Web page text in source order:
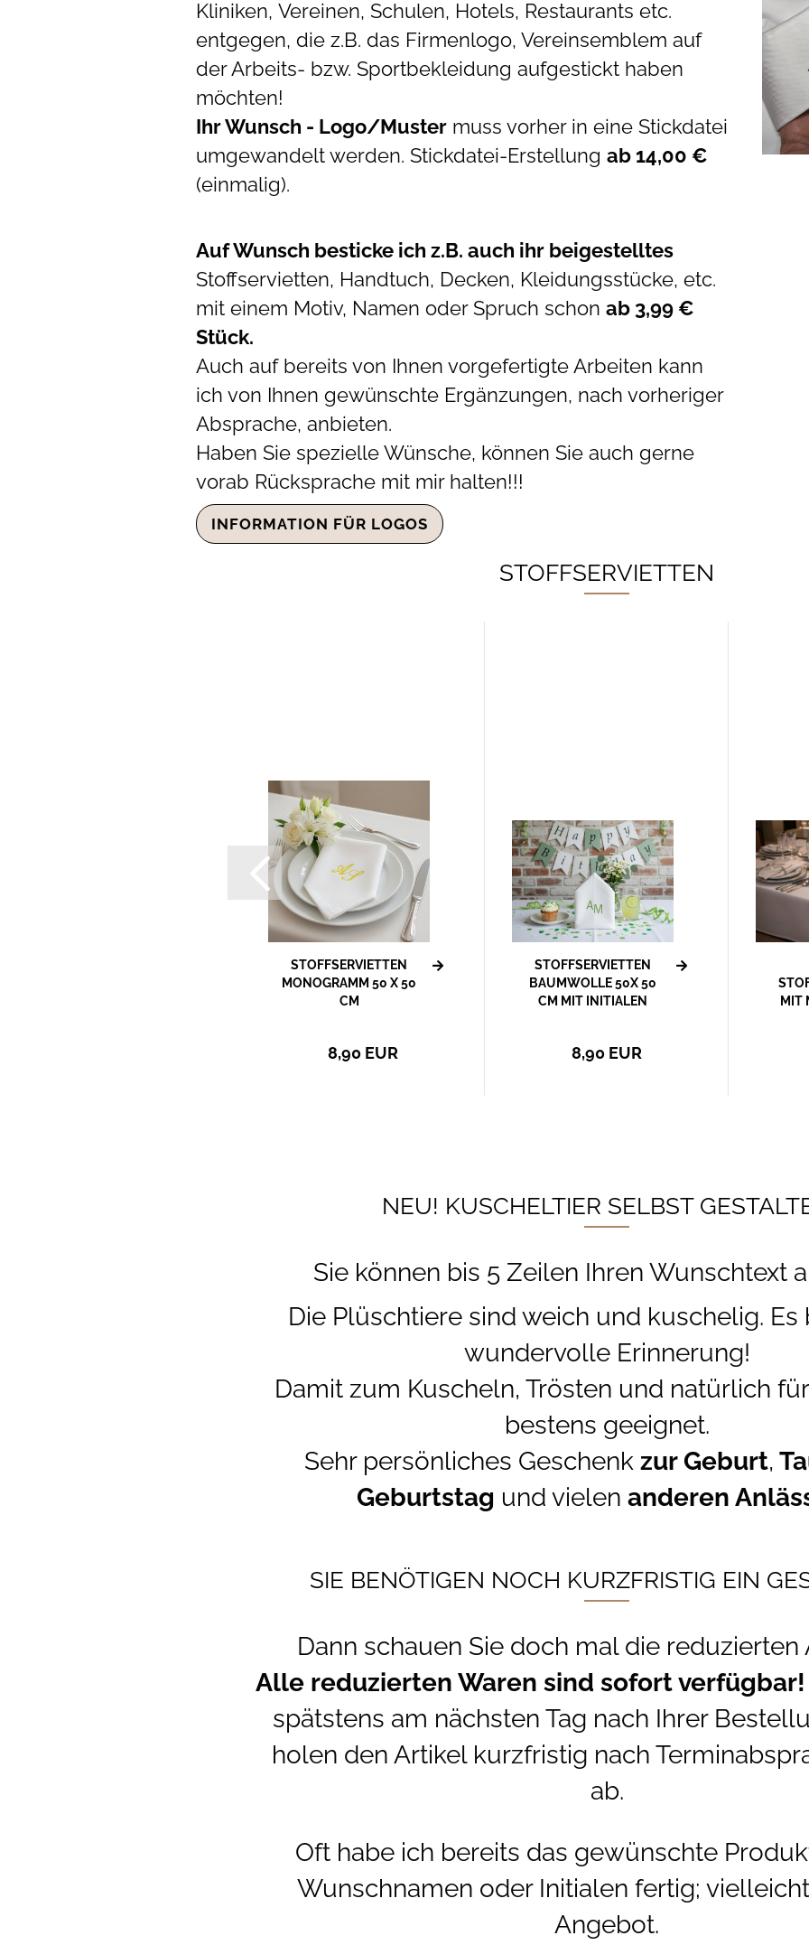
Kliniken, Vereinen, Schulen, Hotels, Restaurants etc.
entgegen, die z.B. das Firmenlogo, Vereinsemblem auf
der Arbeits- bzw. Sportbekleidung aufgestickt haben
möchten!
Ihr Wunsch - Logo/Muster muss vorher in eine Stickdatei
umgewandelt werden. Stickdatei-Erstellung ab 14,00 €
(einmalig).
Auf Wunsch besticke ich z.B. auch ihr beigestelltes
Stoffservietten, Handtuch, Decken, Kleidungsstücke, etc.
mit einem Motiv, Namen oder Spruch schon ab 3,99 €
Stück.
Auch auf bereits von Ihnen vorgefertigte Arbeiten kann
ich von Ihnen gewünschte Ergänzungen, nach vorheriger
Absprache, anbieten.
Haben Sie spezielle Wünsche, können Sie auch gerne
vorab Rücksprache mit mir halten!!!
INFORMATION FÜR LOGOS
STOFFSERVIETTEN
STOFFSERVIETTEN
MONOGRAMM 50 X 50
CM
8,90 EUR
STOFFSERVIETTEN
BAUMWOLLE 50X 50
CM MIT INITIALEN
8,90 EUR
MIT
NEU! KUSCHELTIER SELBST
Sie können bis 5 Zeilen Ihren Wunschtext
Die Plüschtiere sind weich und kuschelig. Es
wundervolle Erinnerung!
Damit zum Kuscheln, Trösten und natürlich
bestens geeignet.
Sehr persönliches Geschenk zur Geburt,
Geburtstag und vielen anderen
SIE BENÖTIGEN NOCH KURZFRISTIG EIN
Dann schauen Sie doch mal die reduzierten
Alle reduzierten Waren sind sofort verfügbar!
spätstens am nächsten Tag nach Ihrer
holen den Artikel kurzfristig nach
ab.
Oft habe ich bereits das gewünschte
Wunschnamen oder Initialen fertig;
Angebot.